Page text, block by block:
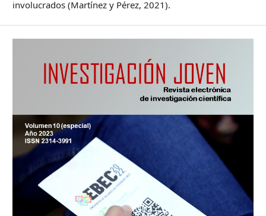
involucrados (Martínez y Pérez, 2021).